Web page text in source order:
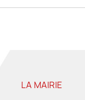
LA MAIRIE